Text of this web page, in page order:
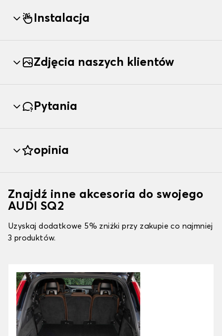
Instalacja
Zdjęcia naszych klientów
Pytania
opinia
Znajdź inne akcesoria do swojego
AUDI SQ2
Uzyskaj dodatkowe 5% zniżki przy zakupie co najmniej
3 produktów.